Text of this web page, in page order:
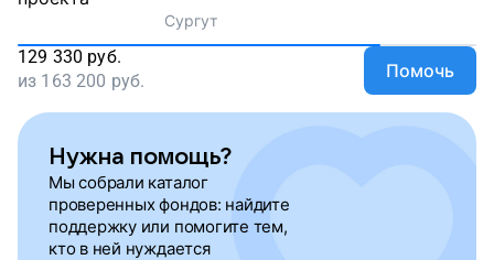
Сургут
129 330 руб.
из 163 200 руб. Помочь
Нужна помощь?
Мы собрали каталог
проверенных фондов: найдите
поддержку или помогите тем,
кто в ней нуждается